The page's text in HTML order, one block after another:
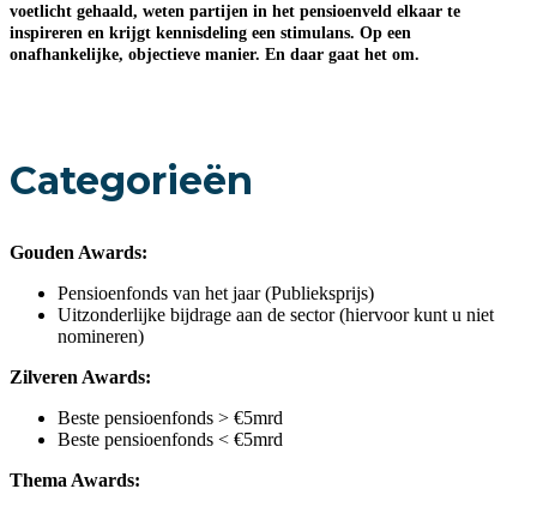
voetlicht gehaald, weten partijen in het pensioenveld elkaar te
inspireren en krijgt kennisdeling een stimulans. Op een
onafhankelijke, objectieve manier. En daar gaat het om.
Categorieën
Gouden Awards:
Pensioenfonds van het jaar (Publieksprijs)
Uitzonderlijke bijdrage aan de sector (hiervoor kunt u niet
nomineren)
Zilveren Awards:
Beste pensioenfonds > €5mrd
Beste pensioenfonds < €5mrd
Thema Awards: